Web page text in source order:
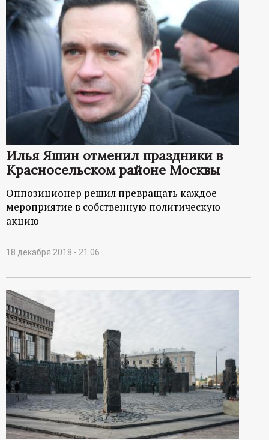
Илья Яшин отменил праздники в
Красносельском районе Москвы
Оппозиционер решил превращать каждое
мероприятие в собственную политическую
акцию
18 декабря 2018 - 21:06